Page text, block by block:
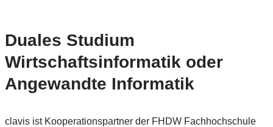
Duales Studium
Wirtschaftsinformatik oder
Angewandte Informatik
clavis ist Kooperationspartner der FHDW Fachhochschule